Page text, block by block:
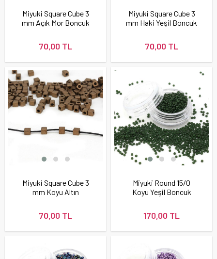
Miyuki Square Cube 3
mm Açık Mor Boncuk
70,00 TL
Miyuki Square Cube 3
mm Haki Yeşil Boncuk
70,00 TL
Miyuki Square Cube 3
mm Koyu Altın
70,00 TL
Miyuki Round 15/0
Koyu Yeşil Boncuk
170,00 TL